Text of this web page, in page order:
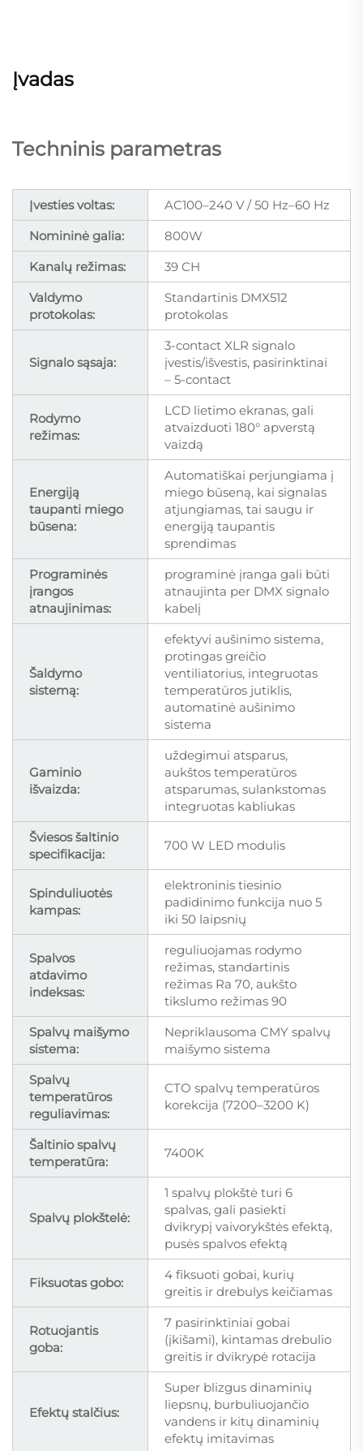
Įvadas
Techninis parametras
Įvesties voltas:
AC100–240 V / 50 Hz–60 Hz
Nomininė galia:
800W
Kanalų režimas:
39 CH
Valdymo
protokolas:
Standartinis DMX512
protokolas
Signalo sąsaja:
3-contact XLR signalo
įvestis/išvestis, pasirinktinai
– 5-contact
Rodymo
režimas:
LCD lietimo ekranas, gali
atvaizduoti 180° apverstą
vaizdą
Energiją
taupanti miego
būsena:
Automatiškai perjungiama į
miego būseną, kai signalas
atjungiamas, tai saugu ir
energiją taupantis
sprendimas
Programinės
įrangos
atnaujinimas:
programinė įranga gali būti
atnaujinta per DMX signalo
kabelį
Šaldymo
sistemą:
efektyvi aušinimo sistema,
protingas greičio
ventiliatorius, integruotas
temperatūros jutiklis,
automatinė aušinimo
sistema
Gaminio
išvaizda:
uždegimui atsparus,
aukštos temperatūros
atsparumas, sulankstomas
integruotas kabliukas
Šviesos šaltinio
specifikacija:
700 W LED modulis
Spinduliuotės
kampas:
elektroninis tiesinio
padidinimo funkcija nuo 5
iki 50 laipsnių
Spalvos
atdavimo
indeksas:
reguliuojamas rodymo
režimas, standartinis
režimas Ra 70, aukšto
tikslumo režimas 90
Spalvų maišymo
sistema:
Nepriklausoma CMY spalvų
maišymo sistema
Spalvų
temperatūros
reguliavimas:
CTO spalvų temperatūros
korekcija (7200–3200 K)
Šaltinio spalvų
temperatūra:
7400K
Spalvų plokštelė:
1 spalvų plokštė turi 6
spalvas, gali pasiekti
dvikrypį vaivorykštės efektą,
pusės spalvos efektą
Fiksuotas gobo:
4 fiksuoti gobai, kurių
greitis ir drebulys keičiamas
Rotuojantis
goba:
7 pasirinktiniai gobai
(įkišami), kintamas drebulio
greitis ir dvikrypė rotacija
Efektų stalčius:
Super blizgus dinaminių
liepsnų, burbuliuojančio
vandens ir kitų dinaminių
efektų imitavimas